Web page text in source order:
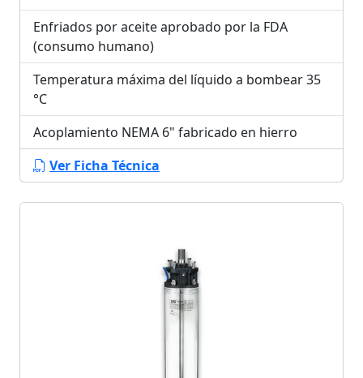
Enfriados por aceite aprobado por la FDA
(consumo humano)
Temperatura máxima del líquido a bombear 35
°C
Acoplamiento NEMA 6" fabricado en hierro
Ver Ficha Técnica